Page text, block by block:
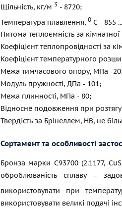
Щільність, кг/м 3 - 8720;
Температура плавлення, 0 С - 855
Питома теплоємність за
Коефіцієнт теплопровідності за
Коефіцієнт температурного
Межа тимчасового опору, МПа -
Модуль пружності, ДПа - 101;
Межа плинності, МПа - 80;
Відносне подовження при
Твердість за Брінеллем, НВ, не
Сортамент та особливості
Бронза марки С93700 (2.1177,
оброблюваність сплаву –
використовувати при
використовувати великі подачі